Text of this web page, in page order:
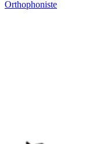
Orthophoniste